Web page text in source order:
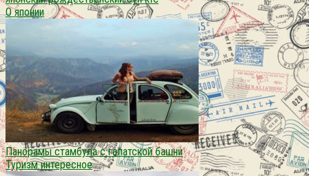
О японии
Панорамы стамбула с галатской башни
Туризм интересное